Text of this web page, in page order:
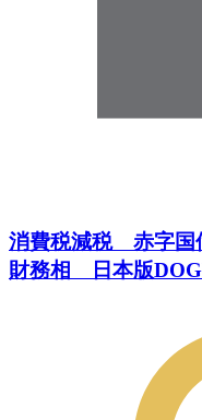
消費税減税 赤字国
財務相 日本版